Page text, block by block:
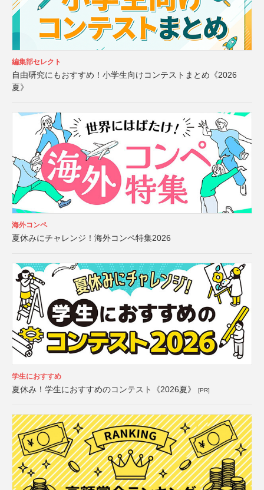
編集部セレクト
自由研究にもおすすめ！小学生向けコンテストまとめ《2026
夏》
海外コンペ
夏休みにチャレンジ！海外コンペ特集2026
学生におすすめ
夏休み！学生におすすめのコンテスト《2026夏》 [PR]